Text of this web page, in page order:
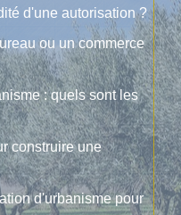
d'une autorisation ?
ou un commerce
: quels sont les
construire une
d'urbanisme pour